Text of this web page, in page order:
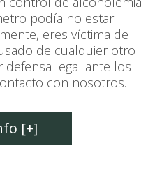
podía no estar
eres víctima de
de cualquier otro
legal ante los
con nosotros.
[+]